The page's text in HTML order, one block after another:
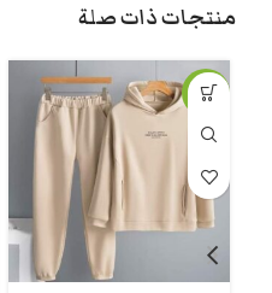
منتجات ذات صلة
-18%